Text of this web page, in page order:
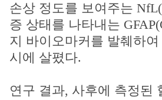
손상 정도를 보여주는
증 상태를 나타내는
지 바이오마커를 발췌하
시에 살폈다.
연구 결과, 사후에 측정된